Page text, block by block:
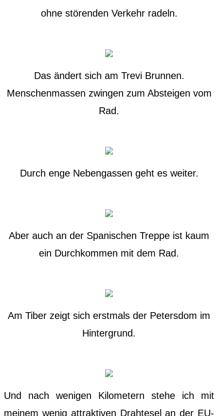
ohne störenden Verkehr radeln.
Das ändert sich am Trevi Brunnen.
Menschenmassen zwingen zum Absteigen vom
Rad.
Durch enge Nebengassen geht es weiter.
Aber auch an der Spanischen Treppe ist kaum
ein Durchkommen mit dem Rad.
Am Tiber zeigt sich erstmals der Petersdom im
Hintergrund.
Und nach wenigen Kilometern stehe ich mit
meinem wenig attraktiven Drahtesel an der EU-